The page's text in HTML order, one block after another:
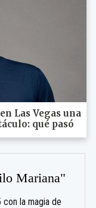
Las Vegas una
qué pasó
Mariana"
la magia de